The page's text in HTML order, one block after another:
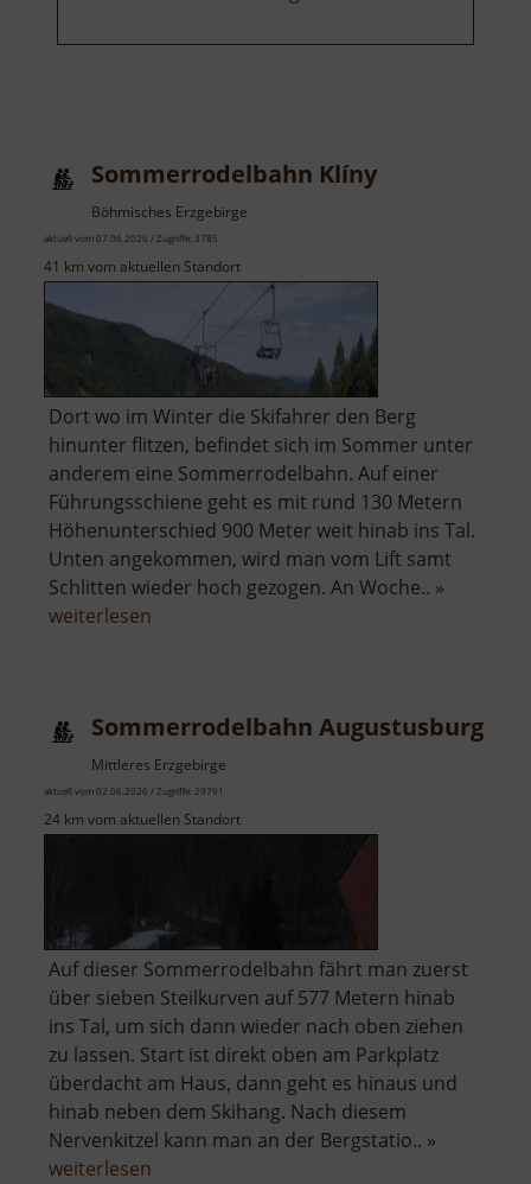
Sommerrodelbahn Klíny
Böhmisches Erzgebirge
aktuell vom 07.06.2026 / Zugriffe: 3785
41 km vom aktuellen Standort
Dort wo im Winter die Skifahrer den Berg
hinunter flitzen, befindet sich im Sommer unter
anderem eine Sommerrodelbahn. Auf einer
Führungsschiene geht es mit rund 130 Metern
Höhenunterschied 900 Meter weit hinab ins Tal.
Unten angekommen, wird man vom Lift samt
Schlitten wieder hoch gezogen. An Woche.. »
weiterlesen
Sommerrodelbahn Augustusburg
Mittleres Erzgebirge
aktuell vom 02.06.2026 / Zugriffe: 29791
24 km vom aktuellen Standort
Auf dieser Sommerrodelbahn fährt man zuerst
über sieben Steilkurven auf 577 Metern hinab
ins Tal, um sich dann wieder nach oben ziehen
zu lassen. Start ist direkt oben am Parkplatz
überdacht am Haus, dann geht es hinaus und
hinab neben dem Skihang. Nach diesem
Nervenkitzel kann man an der Bergstatio.. »
weiterlesen